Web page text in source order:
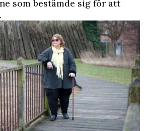
som bestämde sig för att